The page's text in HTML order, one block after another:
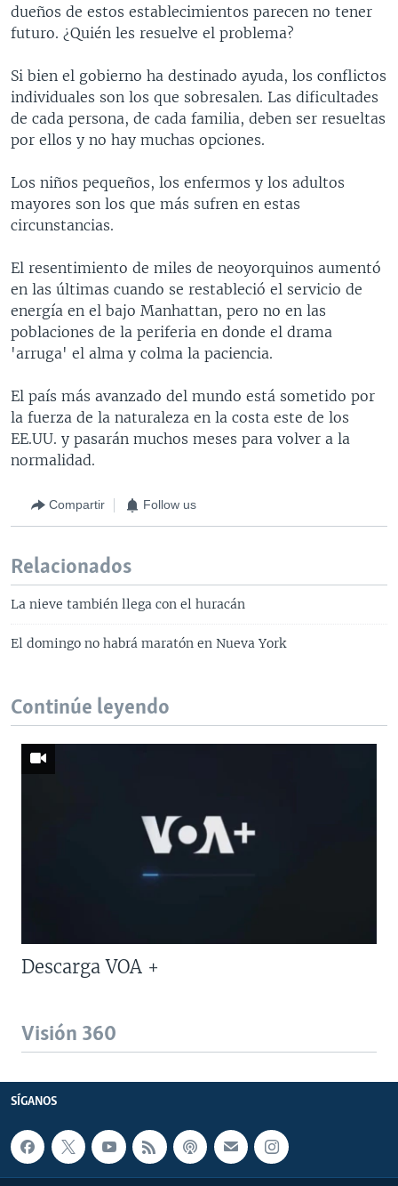
dueños de estos establecimientos parecen no tener
futuro. ¿Quién les resuelve el problema?
Si bien el gobierno ha destinado ayuda, los conflictos
individuales son los que sobresalen. Las dificultades
de cada persona, de cada familia, deben ser resueltas
por ellos y no hay muchas opciones.
Los niños pequeños, los enfermos y los adultos
mayores son los que más sufren en estas
circunstancias.
El resentimiento de miles de neoyorquinos aumentó
en las últimas cuando se restableció el servicio de
energía en el bajo Manhattan, pero no en las
poblaciones de la periferia en donde el drama
'arruga' el alma y colma la paciencia.
El país más avanzado del mundo está sometido por
la fuerza de la naturaleza en la costa este de los
EE.UU. y pasarán muchos meses para volver a la
normalidad.
Compartir Follow us
Relacionados
La nieve también llega con el huracán
El domingo no habrá maratón en Nueva York
Continúe leyendo
Descarga VOA +
Visión 360
SÍGANOS